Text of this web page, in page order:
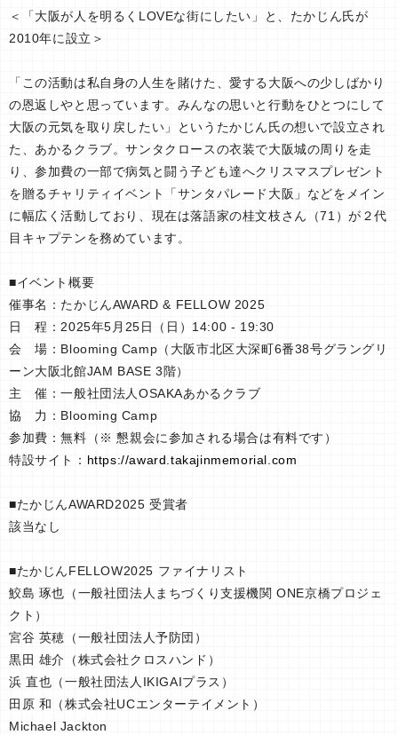
＜「大阪が人を明るくLOVEな街にしたい」と、たかじん氏が
2010年に設立＞
「この活動は私自身の人生を賭けた、愛する大阪への少しばかり
の恩返しやと思っています。みんなの思いと行動をひとつにして
大阪の元気を取り戻したい」というたかじん氏の想いで設立され
た、あかるクラブ。サンタクロースの衣装で大阪城の周りを走
り、参加費の一部で病気と闘う子ども達へクリスマスプレゼント
を贈るチャリティイベント「サンタパレード大阪」などをメイン
に幅広く活動しており、現在は落語家の桂文枝さん（71）が２代
目キャプテンを務めています。
■イベント概要
催事名：たかじんAWARD & FELLOW 2025
日 程：2025年5月25日（日）14:00 - 19:30
会 場：Blooming Camp（大阪市北区大深町6番38号グラングリ
ーン大阪北館JAM BASE 3階）
主 催：一般社団法人OSAKAあかるクラブ
協 力：Blooming Camp
参加費：無料（※ 懇親会に参加される場合は有料です）
特設サイト： https://award.takajinmemorial.com
■たかじんAWARD2025 受賞者
該当なし
■たかじんFELLOW2025 ファイナリスト
鮫島 琢也（一般社団法人まちづくり支援機関 ONE京橋プロジェ
クト）
宮谷 英穂（一般社団法人予防団）
黒田 雄介（株式会社クロスハンド）
浜 直也（一般社団法人IKIGAIプラス）
田原 和（株式会社UCエンターテイメント）
Michael Jackton